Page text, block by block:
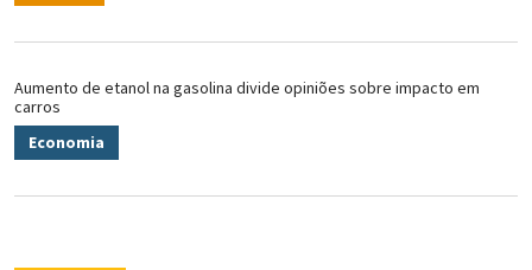
Aumento de etanol na gasolina divide opiniões sobre impacto em
carros
Economia